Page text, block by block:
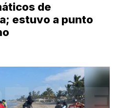
de
estuvo a punto